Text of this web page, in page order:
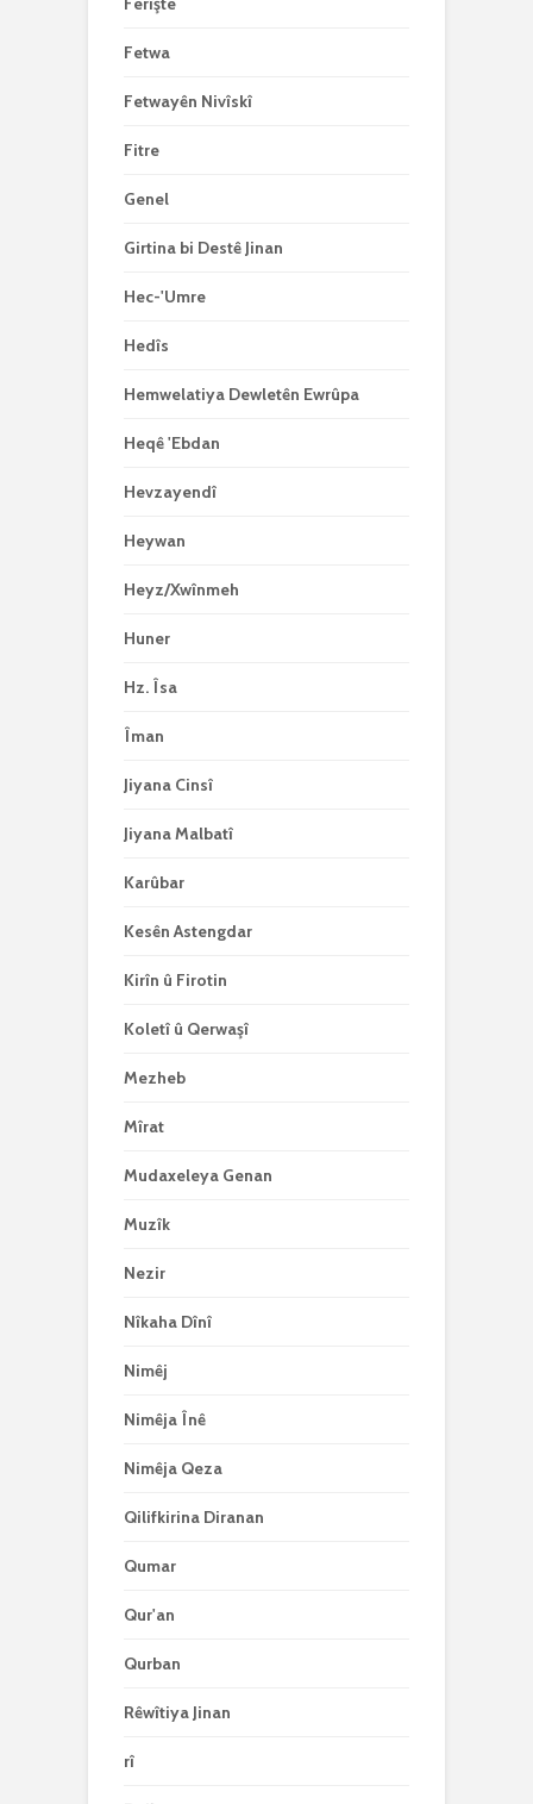
Fetwa
Fetwayên Nivîskî
Fitre
Genel
Girtina bi Destê Jinan
Hec-'Umre
Hedîs
Hemwelatiya Dewletên Ewrûpa
Heqê 'Ebdan
Hevzayendî
Heywan
Heyz/Xwînmeh
Huner
Hz. Îsa
Îman
Jiyana Cinsî
Jiyana Malbatî
Karûbar
Kesên Astengdar
Kirîn û Firotin
Koletî û Qerwaşî
Mezheb
Mîrat
Mudaxeleya Genan
Muzîk
Nezir
Nîkaha Dînî
Nimêj
Nimêja Înê
Nimêja Qeza
Qilifkirina Diranan
Qumar
Qur'an
Qurban
Rêwîtiya Jinan
rî